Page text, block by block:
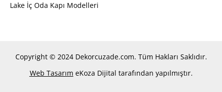
Lake İç Oda Kapı Modelleri
Copyright © 2024 Dekorcuzade.com. Tüm Hakları Saklıdır.
Web Tasarım eKoza Dijital tarafından yapılmıştır.